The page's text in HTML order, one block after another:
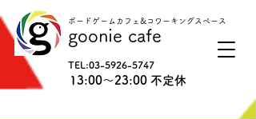
ボードゲームカフェ&コワーキングスペース
goonie cafe
TEL:03-5926-5747
13:00〜23:00 不定休